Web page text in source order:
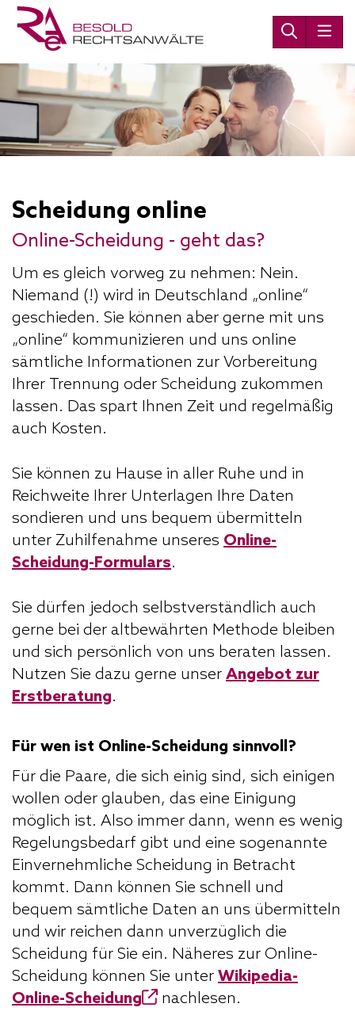
Scheidung online
Online-Scheidung - geht das?
Um es gleich vorweg zu nehmen: Nein.
Niemand (!) wird in Deutschland „online“
geschieden. Sie können aber gerne mit uns
„online“ kommunizieren und uns online
sämtliche Informationen zur Vorbereitung
Ihrer Trennung oder Scheidung zukommen
lassen. Das spart Ihnen Zeit und regelmäßig
auch Kosten.
Sie können zu Hause in aller Ruhe und in
Reichweite Ihrer Unterlagen Ihre Daten
sondieren und uns bequem übermitteln
unter Zuhilfenahme unseres Online-
Scheidung-Formulars.
Sie dürfen jedoch selbstverständlich auch
gerne bei der altbewährten Methode bleiben
und sich persönlich von uns beraten lassen.
Nutzen Sie dazu gerne unser Angebot zur
Erstberatung.
Für wen ist Online-Scheidung sinnvoll?
Für die Paare, die sich einig sind, sich einigen
wollen oder glauben, das eine Einigung
möglich ist. Also immer dann, wenn es wenig
Regelungsbedarf gibt und eine sogenannte
Einvernehmliche Scheidung in Betracht
kommt. Dann können Sie schnell und
bequem sämtliche Daten an uns übermitteln
und wir reichen dann unverzüglich die
Scheidung für Sie ein. Näheres zur Online-
Scheidung können Sie unter Wikipedia-
Online-Scheidung
nachlesen.